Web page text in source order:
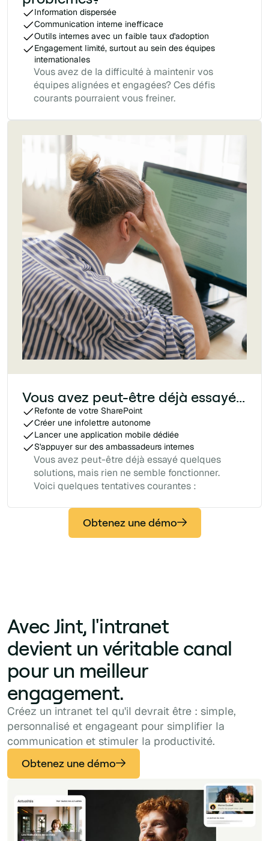
Vous avez de la difficulté à maintenir vos
équipes alignées et engagées? Ces défis
courants pourraient vous freiner.
Information dispersée
Communication interne inefficace
Outils internes avec un faible taux d'adoption
Engagement limité, surtout au sein des équipes
internationales
Vous avez peut-être déjà essayé...
Vous avez peut-être déjà essayé quelques
solutions, mais rien ne semble fonctionner.
Voici quelques tentatives courantes :
Refonte de votre SharePoint
Créer une infolettre autonome
Lancer une application mobile dédiée
S'appuyer sur des ambassadeurs internes
Obtenez une démo
Avec Jint, l'intranet
devient un véritable canal
pour un meilleur
engagement.
Créez un intranet tel qu'il devrait être : simple,
personnalisé et engageant pour simplifier la
communication et stimuler la productivité.
Obtenez une démo